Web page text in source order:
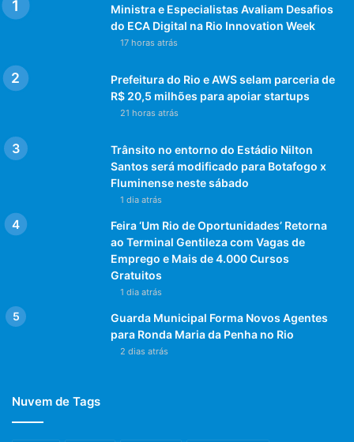
Ministra e Especialistas Avaliam Desafios
do ECA Digital na Rio Innovation Week
17 horas atrás
Prefeitura do Rio e AWS selam parceria de
R$ 20,5 milhões para apoiar startups
21 horas atrás
Trânsito no entorno do Estádio Nilton
Santos será modificado para Botafogo x
Fluminense neste sábado
1 dia atrás
Feira ‘Um Rio de Oportunidades’ Retorna
ao Terminal Gentileza com Vagas de
Emprego e Mais de 4.000 Cursos
Gratuitos
1 dia atrás
Guarda Municipal Forma Novos Agentes
para Ronda Maria da Penha no Rio
2 dias atrás
Nuvem de Tags